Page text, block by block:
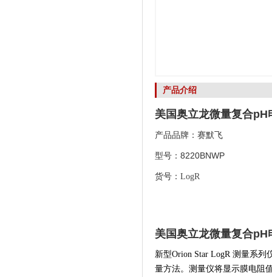
产品介绍
美国奥立龙微量复合pH
产品品牌：赛默飞
型号：8220BNWP
货号： LogR
美国奥立龙微量复合pH
新型Orion Star LogR 测量系
量方法。测量仪将显示膜电阻